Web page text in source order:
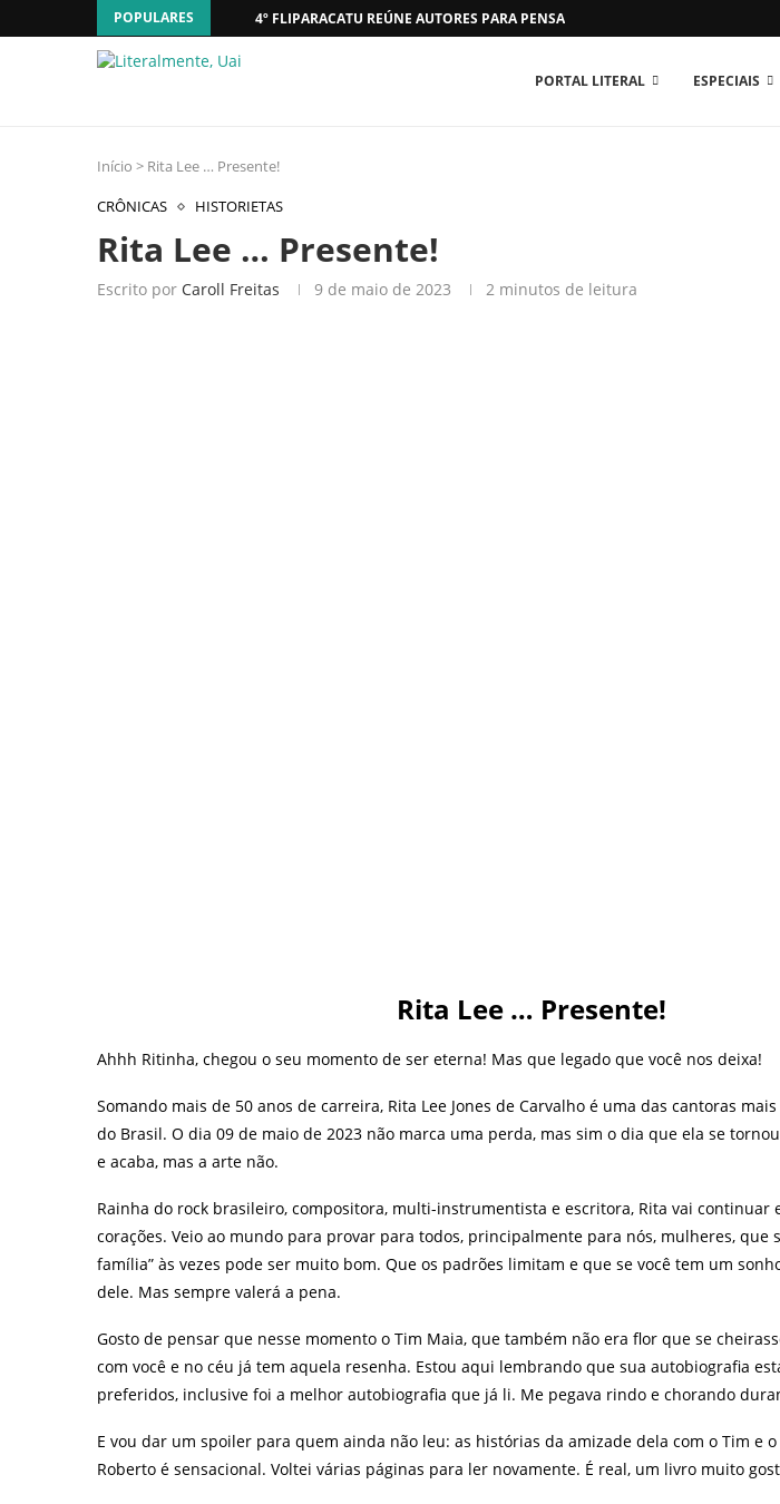
POPULARES 4º FLIPARACATU REÚNE AUTORES PARA PENSAR O MUNDO...
PORTAL LITERAL ESPECIAIS
Início > Rita Lee … Presente!
CRÔNICAS
HISTORIETAS
Rita Lee … Presente!
Escrito por Caroll Freitas 9 de maio de 2023 2 minutos de leitura
Rita Lee … Presente!
Ahhh Ritinha, chegou o seu momento de ser eterna! Mas que legado que você nos deixa!
Somando mais de 50 anos de carreira, Rita Lee Jones de Carvalho é uma das cantoras
do Brasil. O dia 09 de maio de 2023 não marca uma perda, mas sim o dia que ela se
e acaba, mas a arte não.
Rainha do rock brasileiro, compositora, multi-instrumentista e escritora, Rita vai continuar
corações. Veio ao mundo para provar para todos, principalmente para nós, mulheres, que
família” às vezes pode ser muito bom. Que os padrões limitam e que se você tem um
dele. Mas sempre valerá a pena.
Gosto de pensar que nesse momento o Tim Maia, que também não era flor que se
com você e no céu já tem aquela resenha. Estou aqui lembrando que sua autobiografia
preferidos, inclusive foi a melhor autobiografia que já li. Me pegava rindo e chorando
E vou dar um spoiler para quem ainda não leu: as histórias da amizade dela com o Tim e
Roberto é sensacional. Voltei várias páginas para ler novamente. É real, um livro muito